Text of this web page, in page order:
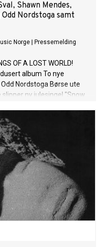
Shawn Mendes,
Nordstoga samt
Norge Pressemelding
OF A LOST WORLD!
album To nye
Nordstoga Børse ute
slipper ny julesingel "Snow
suksessen med
Shawn Mendes er ute
han sitt selvtitulerte
studioalbum i rekken.
og opplevelser de
i 2022. Den
intime og lyrisk ærlige
reise gjennom en dyp
to år, og ble spilt inn på
i Costa Rica, Clubhouse
i Washington State,
Electric Lady i New York